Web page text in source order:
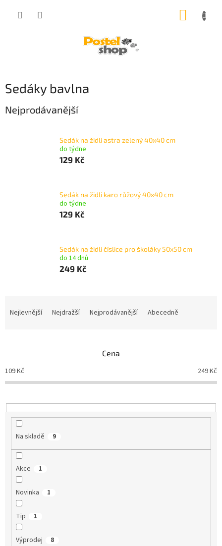
Sedáky bavlna
Nejprodávanější
Sedák na židli astra zelený 40x40 cm
do týdne
129 Kč
Sedák na židli karo růžový 40x40 cm
do týdne
129 Kč
Sedák na židli číslice pro školáky 50x50 cm
do 14 dnů
249 Kč
p
r
o
u
Nejlevnější Nejdražší Nejprodávanější Abecedně
Cena
109Kč 249Kč
Na skladě 9
Akce 1
Novinka 1
Tip 1
Výprodej 8